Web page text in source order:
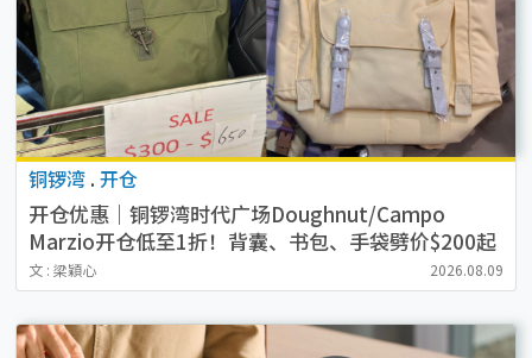
铜锣湾 . 开仓
开仓优惠｜铜锣湾时代广场Doughnut/Campo
Marzio开仓低至1折！背囊、书包、手袋劈价$200起
文 : 梁穎心 2026.08.09